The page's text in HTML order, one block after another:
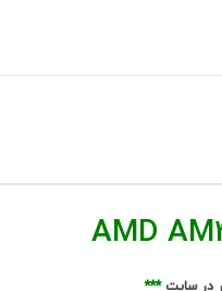
AMD
در سایت***